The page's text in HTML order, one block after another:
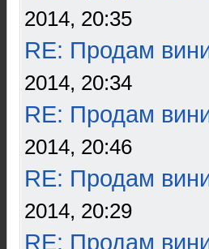
2014, 20:35
RE: Продам
2014, 20:34
RE: Продам
2014, 20:46
RE: Продам
2014, 20:29
RE: Продам